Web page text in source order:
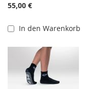
55,00 €
In den Warenkorb